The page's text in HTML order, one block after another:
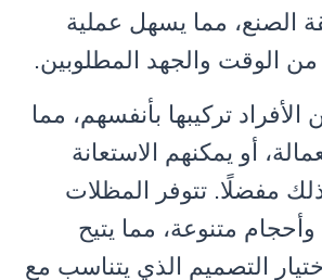
الصنع، مما يسهل عملية
من الوقت والجهد المطلوبين.
تركيبها بأنفسهم، مما
أو يمكنهم الاستعانة
ذلك مفضلًا. تتوفر المظلات
متنوعة، مما يتيح
التصميم الذي يتناسب مع